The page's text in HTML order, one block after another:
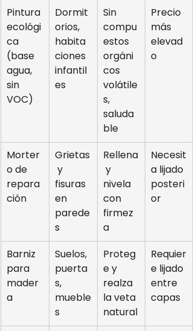
Pintura
ecológi
ca
(base
agua,
sin
VOC)
Dormit
orios,
habita
ciones
infantil
es
Sin
compu
estos
orgáni
cos
volátile
s,
saluda
ble
Precio
más
elevad
o
Morter
o de
repara
ción
Grietas
y
fisuras
en
parede
s
Rellena
y
nivela
con
firmez
a
Necesit
a lijado
posteri
or
Barniz
para
mader
a
Suelos,
puerta
s,
mueble
s
Proteg
e y
realza
la veta
natural
Requier
e lijado
entre
capas